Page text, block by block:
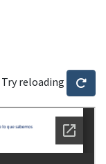
reloading